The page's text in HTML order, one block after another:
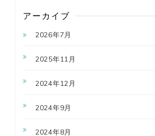
アーカイブ
2026年7月
2025年11月
2024年12月
2024年9月
2024年8月